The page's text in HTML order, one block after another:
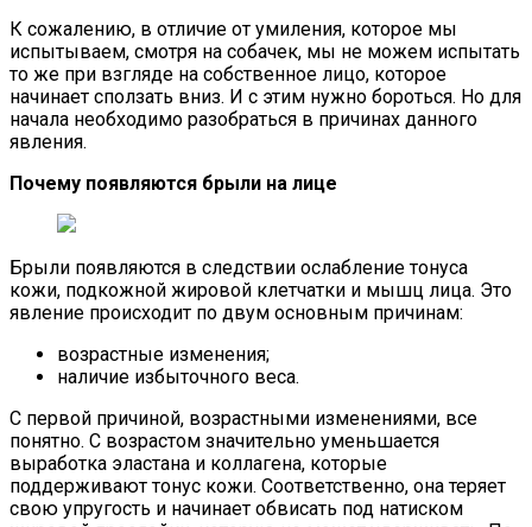
К сожалению, в отличие от умиления, которое мы
испытываем, смотря на собачек, мы не можем испытать
то же при взгляде на собственное лицо, которое
начинает сползать вниз. И с этим нужно бороться. Но для
начала необходимо разобраться в причинах данного
явления.
Почему появляются брыли на лице
Брыли появляются в следствии ослабление тонуса
кожи, подкожной жировой клетчатки и мышц лица. Это
явление происходит по двум основным причинам:
возрастные изменения;
наличие избыточного веса.
С первой причиной, возрастными изменениями, все
понятно. С возрастом значительно уменьшается
выработка эластана и коллагена, которые
поддерживают тонус кожи. Соответственно, она теряет
свою упругость и начинает обвисать под натиском